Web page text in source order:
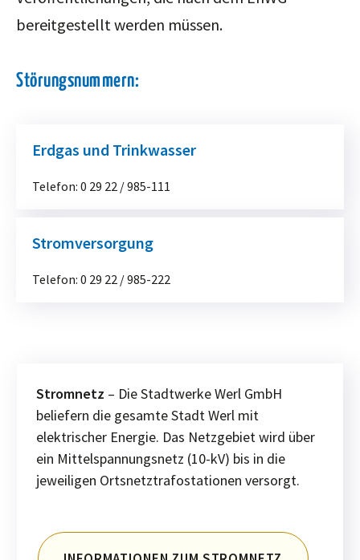
bereitgestellt werden müssen.
Störungsnummern:
Erdgas und Trinkwasser
Telefon: 0 29 22 / 985-111
Stromversorgung
Telefon: 0 29 22 / 985-222
Stromnetz – Die Stadtwerke Werl GmbH
beliefern die gesamte Stadt Werl mit
elektrischer Energie. Das Netzgebiet wird über
ein Mittelspannungsnetz (10-kV) bis in die
jeweiligen Ortsnetztrafostationen versorgt.